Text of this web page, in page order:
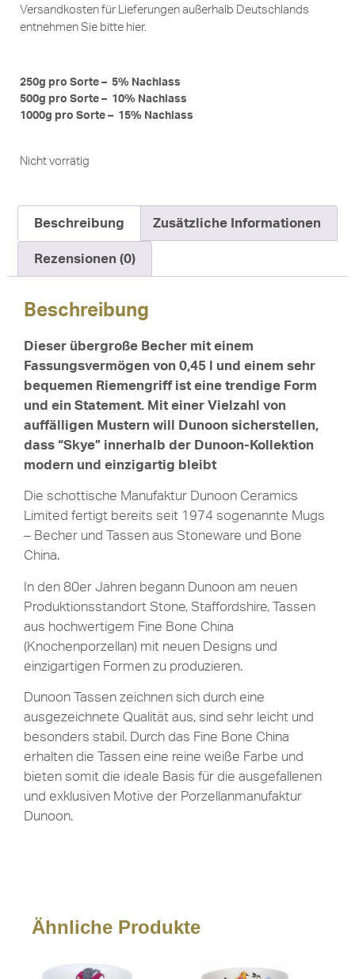
Versandkosten für Lieferungen außerhalb Deutschlands
entnehmen Sie bitte hier.
250g pro Sorte – 5% Nachlass
500g pro Sorte – 10% Nachlass
1000g pro Sorte – 15% Nachlass
Nicht vorrätig
Beschreibung Zusätzliche Informationen
Rezensionen (0)
Beschreibung
Dieser übergroße Becher mit einem
Fassungsvermögen von 0,45 l und einem sehr
bequemen Riemengriff ist eine trendige Form
und ein Statement. Mit einer Vielzahl von
auffälligen Mustern will Dunoon sicherstellen,
dass “Skye” innerhalb der Dunoon-Kollektion
modern und einzigartig bleibt
Die schottische Manufaktur Dunoon Ceramics
Limited fertigt bereits seit 1974 sogenannte Mugs
– Becher und Tassen aus Stoneware und Bone
China.
In den 80er Jahren begann Dunoon am neuen
Produktionsstandort Stone, Staffordshire, Tassen
aus hochwertigem Fine Bone China
(Knochenporzellan) mit neuen Designs und
einzigartigen Formen zu produzieren.
Dunoon Tassen zeichnen sich durch eine
ausgezeichnete Qualität aus, sind sehr leicht und
besonders stabil. Durch das Fine Bone China
erhalten die Tassen eine reine weiße Farbe und
bieten somit die ideale Basis für die ausgefallenen
und exklusiven Motive der Porzellanmanufaktur
Dunoon.
Ähnliche Produkte